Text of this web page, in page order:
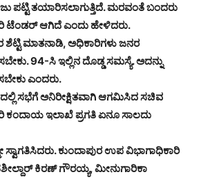
ಪಟ್ಟಿ ತಯಾರಿಸಲಾಗುತ್ತಿದೆ. ಮರವಂತೆ ಬಂದರು
ಟೆಂಡರ್ ಆಗಿದೆ ಎಂದು ಹೇಳಿದರು.
ಶೆಟ್ಟಿ ಮಾತನಾಡಿ, ಅಧಿಕಾರಿಗಳು ಜನರ
94-ಸಿ ಇಲ್ಲಿನ ದೊಡ್ಡ ಸಮಸ್ಯೆ. ಅದನ್ನು
ಎಂದರು.
ಸಭೆಗೆ ಅನಿರೀಕ್ಷಿತವಾಗಿ ಆಗಮಿಸಿದ ಸಚಿವ
ಕಂದಾಯ ಇಲಾಖೆ ಪ್ರಗತಿ ಏನೂ ಸಾಲದು
ಸ್ವಾಗತಿಸಿದರು. ಕುಂದಾಪುರ ಉಪ ವಿಭಾಗಾಧಿಕಾರಿ
ಕಿರಣ್ ಗೌರಯ್ಯ, ಮೀನುಗಾರಿಕಾ